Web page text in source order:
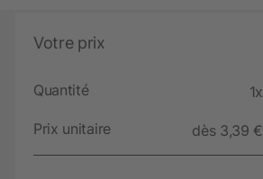
Votre prix
Quantité 1x
Prix unitaire dès 3,39 €